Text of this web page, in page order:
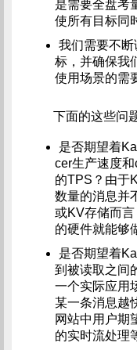
是需要全盘考
使所有目标同
我们需要不断
标，并确保我
使用场景的需
下面的这些问题
是否期望着
cer生产速度
的TPS？由于
数量的消息并
或KV存储而
的硬件就能够
是否期望着
到被读取之间
一个实际应用
某一条消息越
网站中用户期
的实时流处理